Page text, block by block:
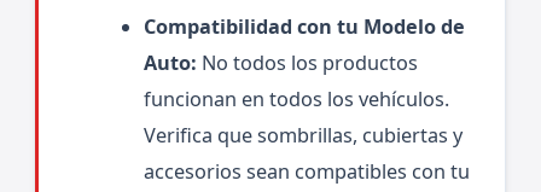
Compatibilidad con tu Modelo de
Auto: No todos los productos
funcionan en todos los vehículos.
Verifica que sombrillas, cubiertas y
accesorios sean compatibles con tu